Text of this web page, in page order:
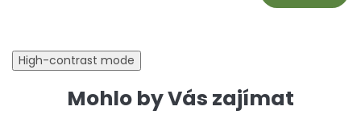
High-contrast mode
Mohlo by Vás zajímat